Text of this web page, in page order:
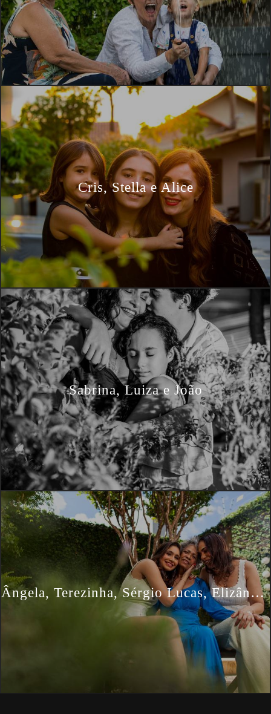
Cris, Stella e Alice
Sabrina, Luiza e João
Ângela, Terezinha, Sérgio Lucas, Elizângela e Lara